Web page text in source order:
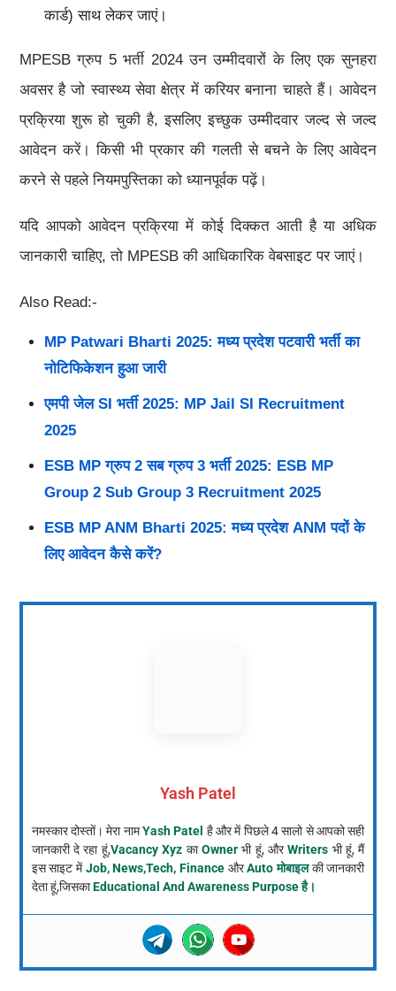
कार्ड) साथ लेकर जाएं।
MPESB ग्रुप 5 भर्ती 2024 उन उम्मीदवारों के लिए एक सुनहरा
अवसर है जो स्वास्थ्य सेवा क्षेत्र में करियर बनाना चाहते हैं। आवेदन
प्रक्रिया शुरू हो चुकी है, इसलिए इच्छुक उम्मीदवार जल्द से जल्द
आवेदन करें। किसी भी प्रकार की गलती से बचने के लिए आवेदन
करने से पहले नियमपुस्तिका को ध्यानपूर्वक पढ़ें।
यदि आपको आवेदन प्रक्रिया में कोई दिक्कत आती है या अधिक
जानकारी चाहिए, तो MPESB की आधिकारिक वेबसाइट पर जाएं।
Also Read:-
MP Patwari Bharti 2025: मध्य प्रदेश पटवारी भर्ती का
नोटिफिकेशन हुआ जारी
एमपी जेल SI भर्ती 2025: MP Jail SI Recruitment
2025
ESB MP ग्रुप 2 सब ग्रुप 3 भर्ती 2025: ESB MP
Group 2 Sub Group 3 Recruitment 2025
ESB MP ANM Bharti 2025: मध्य प्रदेश ANM पदों के
लिए आवेदन कैसे करें?
Yash Patel
नमस्कार दोस्तों। मेरा नामYash Patel है और में पिछले 4 सालो से आपको सही
जानकारी दे रहा हूं,Vacancy Xyz काOwnerभी हूं, औरWriters भी हूं, मैं
इस साइट मेंJob, News,Tech, Finance औरAuto मोबाइलकी जानकारी
देता हूं,जिसकाEducational And Awareness Purpose है।